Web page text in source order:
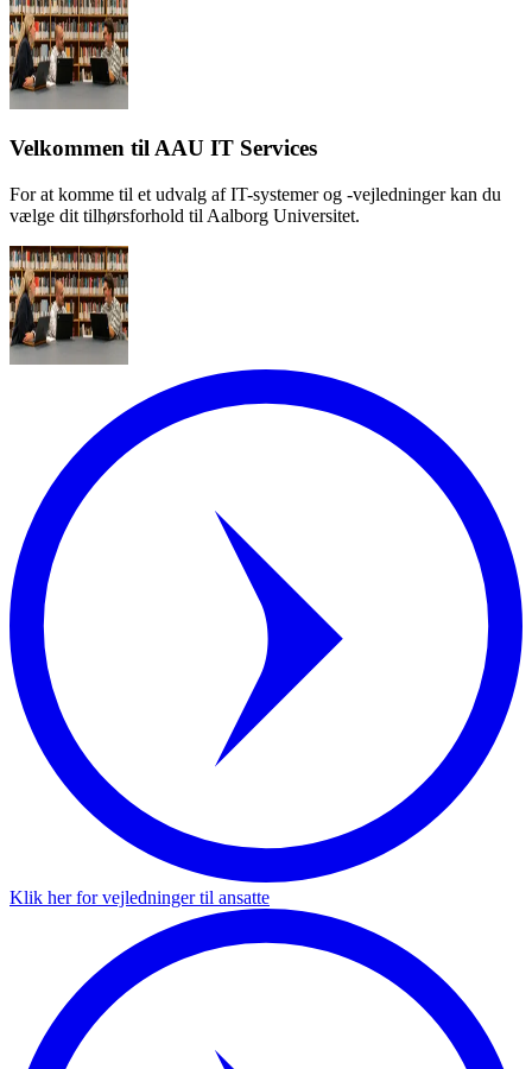
Velkommen til AAU IT Services
For at komme til et udvalg af IT-systemer og -vejledninger kan du
vælge dit tilhørsforhold til Aalborg Universitet.
Klik her for vejledninger til ansatte